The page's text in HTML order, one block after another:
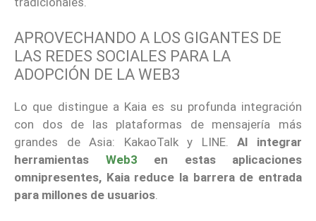
APROVECHANDO A LOS GIGANTES DE
LAS REDES SOCIALES PARA LA
ADOPCIÓN DE LA WEB3
Lo que distingue a Kaia es su profunda integración
con dos de las plataformas de mensajería más
grandes de Asia: KakaoTalk y LINE.Al integrar
herramientas Web3 en estas aplicaciones
omnipresentes, Kaia reduce la barrera de entrada
para millones de usuarios.